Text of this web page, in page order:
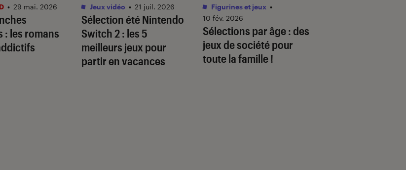
: les romans
• 29 mai. 2026
Sélection été Nintendo
Switch 2 : les 5
meilleurs jeux pour
partir en vacances
Jeux vidéo • 21 juil. 2026
Sélections par âge : des
jeux de société pour
toute la famille !
Figurines et jeux •
10 fév. 2026